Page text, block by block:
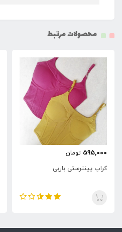
محصولات مرتبط
595,000 تومان
کراپ پینترستی باربی